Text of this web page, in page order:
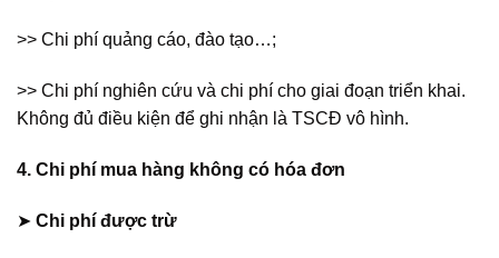
>> Chi phí quảng cáo, đào tạo…;
>> Chi phí nghiên cứu và chi phí cho giai đoạn triển khai.
Không đủ điều kiện để ghi nhận là TSCĐ vô hình.
4. Chi phí mua hàng không có hóa đơn
➤ Chi phí được trừ